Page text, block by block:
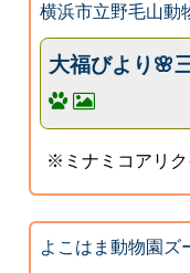
横浜市立野毛山動
大福びより🌸
※ミナミコアリク
よこはま動物園ズ